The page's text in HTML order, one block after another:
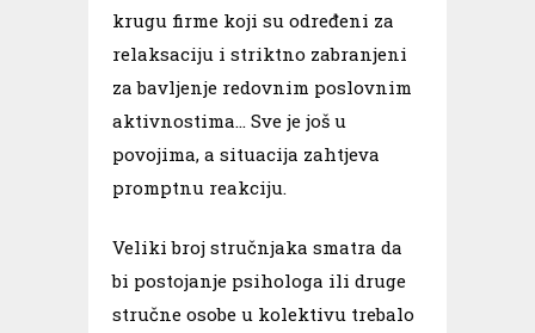
krugu firme koji su određeni za
relaksaciju i striktno zabranjeni
za bavljenje redovnim poslovnim
aktivnostima… Sve je još u
povojima, a situacija zahtjeva
promptnu reakciju.
Veliki broj stručnjaka smatra da
bi postojanje psihologa ili druge
stručne osobe u kolektivu trebalo